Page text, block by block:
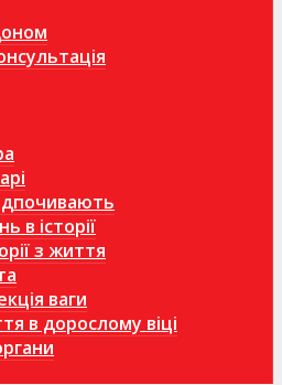
в історії
з життя
ваги
в дорослому віці